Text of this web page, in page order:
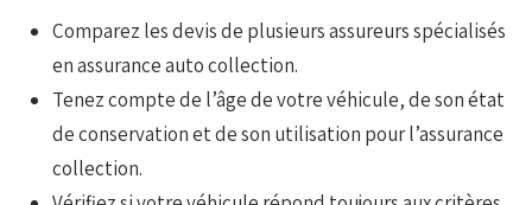
Comparez les devis de plusieurs assureurs spécialisés
en assurance auto collection.
Tenez compte de l’âge de votre véhicule, de son état
de conservation et de son utilisation pour l’assurance
collection.